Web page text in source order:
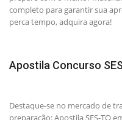
completo para garantir sua
perca tempo, adquira agora!
Apostila Concurso
Destaque-se no mercado de
preparação: Apostila SES-TO